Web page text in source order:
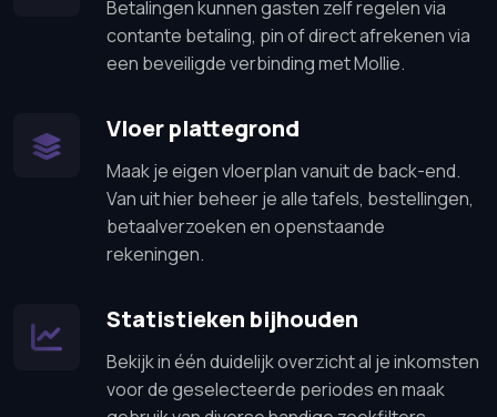
Betalingen kunnen gasten zelf regelen via
contante betaling, pin of direct afrekenen via
een beveiligde verbinding met Mollie.
Vloer plattegrond
Maak je eigen vloerplan vanuit de back-end.
Van uit hier beheer je alle tafels, bestellingen,
betaalverzoeken en openstaande
rekeningen.
Statistieken bijhouden
Bekijk in één duidelijk overzicht al je inkomsten
voor de geselecteerde periodes en maak